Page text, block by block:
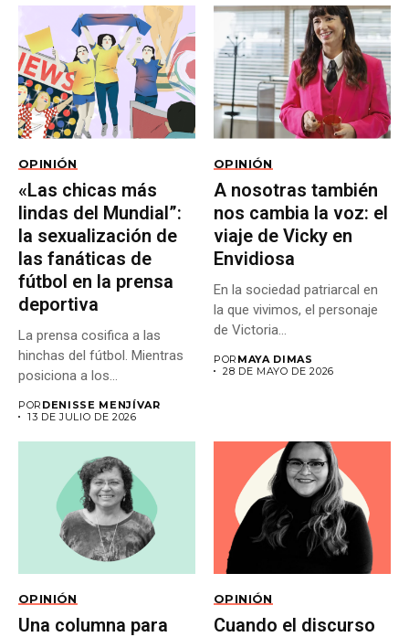
OPINIÓN
«Las chicas más
lindas del Mundial”:
la sexualización de
las fanáticas de
fútbol en la prensa
deportiva
La prensa cosifica a las
hinchas del fútbol. Mientras
posiciona a los...
POR DENISSE MENJÍVAR
13 DE JULIO DE 2026
OPINIÓN
A nosotras también
nos cambia la voz: el
viaje de Vicky en
Envidiosa
En la sociedad patriarcal en
la que vivimos, el personaje
de Victoria...
POR MAYA DIMAS
28 DE MAYO DE 2026
OPINIÓN
Una columna para
OPINIÓN
Cuando el discurso